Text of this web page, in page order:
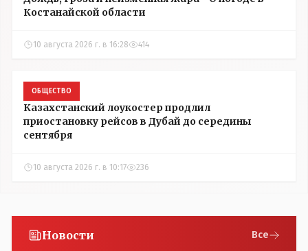
Костанайской области
10 августа 2026 г. в 16:28 414
ОБЩЕСТВО
Казахстанский лоукостер продлил
приостановку рейсов в Дубай до середины
сентября
10 августа 2026 г. в 10:17 236
Новости Все